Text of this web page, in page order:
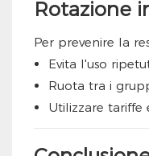
Rotazione
Per prevenire la
Evita l'uso
Ruota tra i
Utilizzare